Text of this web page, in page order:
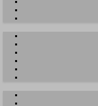
/ FAQ